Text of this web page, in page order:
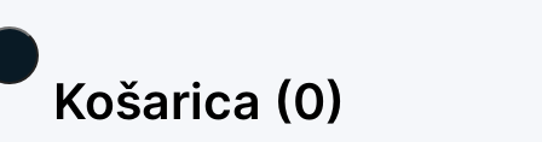
Košarica (0)